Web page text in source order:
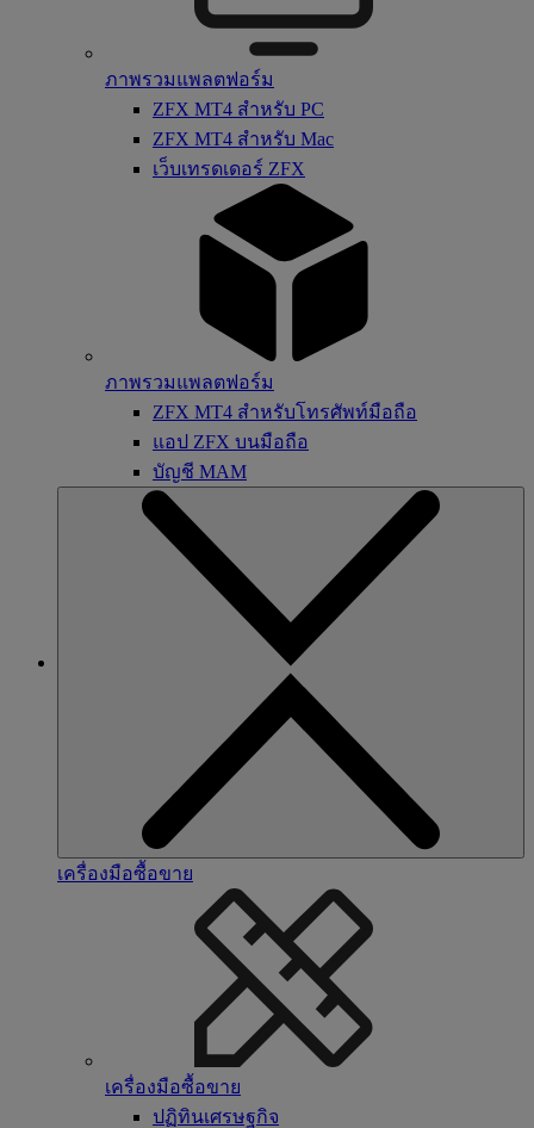
ภาพรวมแพลตฟอร์ม
ZFX MT4 สำหรับ PC
ZFX MT4 สำหรับ Mac
เว็บเทรดเดอร์ ZFX
ภาพรวมแพลตฟอร์ม
ZFX MT4 สำหรับโทรศัพท์มือถือ
แอป ZFX บนมือถือ
บัญชี MAM
เครื่องมือซื้อขาย
เครื่องมือซื้อขาย
ปฏิทินเศรษฐกิจ